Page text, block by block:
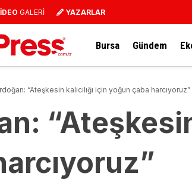
GALERİ YAZARLAR
Bursa Gündem
“Ateşkesin kalıcılığı için yoğun çaba harcıyoruz”